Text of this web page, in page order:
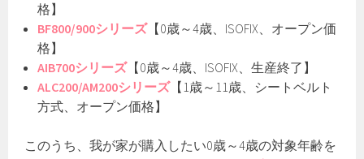
格】
BF800/900シリーズ【0歳～4歳、ISOFIX、オープン価
格】
AIB700シリーズ【0歳～4歳、ISOFIX、生産終了】
ALC200/AM200シリーズ【1歳～11歳、シートベルト
方式、オープン価格】
このうち、我が家が購入したい0歳～4歳の対象年齢を